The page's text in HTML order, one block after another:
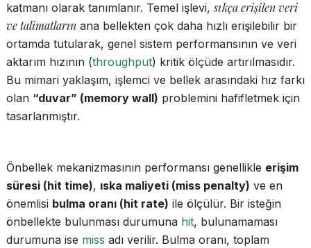
katmanı olarak tanımlanır. Temel işlevi,sıkça erişilen veri
ve talimatların ana bellekten çok daha hızlı erişilebilir bir
ortamda tutularak, genel sistem performansının ve veri
aktarım hızının (throughput) kritik ölçüde artırılmasıdır.
Bu mimari yaklaşım, işlemci ve bellek arasındaki hız farkı
olan “duvar” (memory wall) problemini hafifletmek için
tasarlanmıştır.
Önbellek mekanizmasının performansı genellikle erişim
süresi (hit time), ıska maliyeti (miss penalty) ve en
önemlisi bulma oranı (hit rate) ile ölçülür. Bir isteğin
önbellekte bulunması durumuna hit, bulunamaması
durumuna ise miss adı verilir. Bulma oranı, toplam